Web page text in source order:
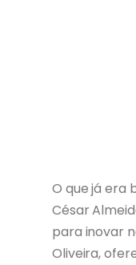
O que já era
César
para inovar
Oliveira,